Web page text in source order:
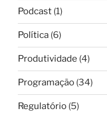
Podcast (1)
Política (6)
Produtividade (4)
Programação (34)
Regulatório (5)